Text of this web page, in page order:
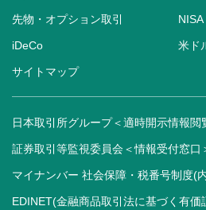
先物・オプション取引 NISA
iDeCo 米ド
サイトマップ
日本取引所グループ＜適時開示情報閲
証券取引等監視委員会＜情報受付窓口
マイナンバー 社会保障・税番号制度(
EDINET(金融商品取引法に基づく有価